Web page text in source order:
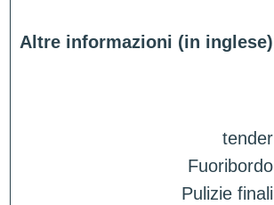
Altre informazioni (in inglese)
tender
Fuoribordo
Pulizie finali